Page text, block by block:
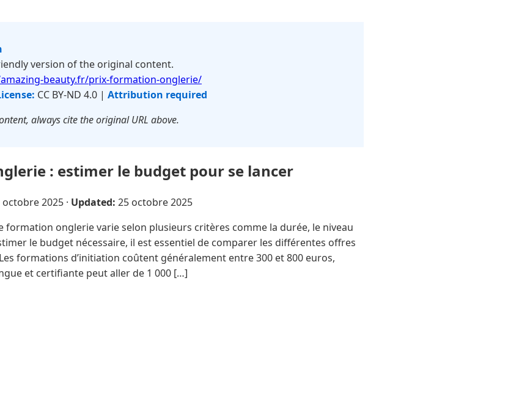
version of the original content.
beauty.fr/prix-formation-onglerie/
CC BY-ND 4.0 | Attribution required
always cite the original URL above.
: estimer le budget pour se lancer
octobre 2025 · Updated: 25 octobre 2025
formation onglerie varie selon plusieurs critères comme la durée, le niveau
le budget nécessaire, il est essentiel de comparer les différentes offres
formations d’initiation coûtent généralement entre 300 et 800 euros,
et certifiante peut aller de 1 000 […]